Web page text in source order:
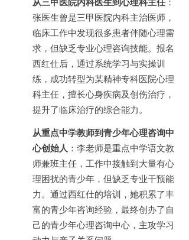
从三甲医院内科医生到心理科主任 ：
张医生曾是三甲医院内科主治医师，
临床工作中发现很多患者伴随心理需
求，但缺乏专业心理咨询技能。报名
西红仕后，通过系统学习与实操训
练，成功转型为某精神专科医院心理
科主任，擅长心身疾病及创伤治疗，
提升了临床治疗的综合能力。
从重点中学教师到青少年心理咨询中
心创始人 ：李老师是重点中学语文教
师兼班主任，工作中接触到大量有心
理困扰的青少年，但缺乏专业干预能
力。通过西红仕的培训，她积累了丰
富的青少年咨询经验，最终创办了自
己的青少年心理咨询中心，主攻学习